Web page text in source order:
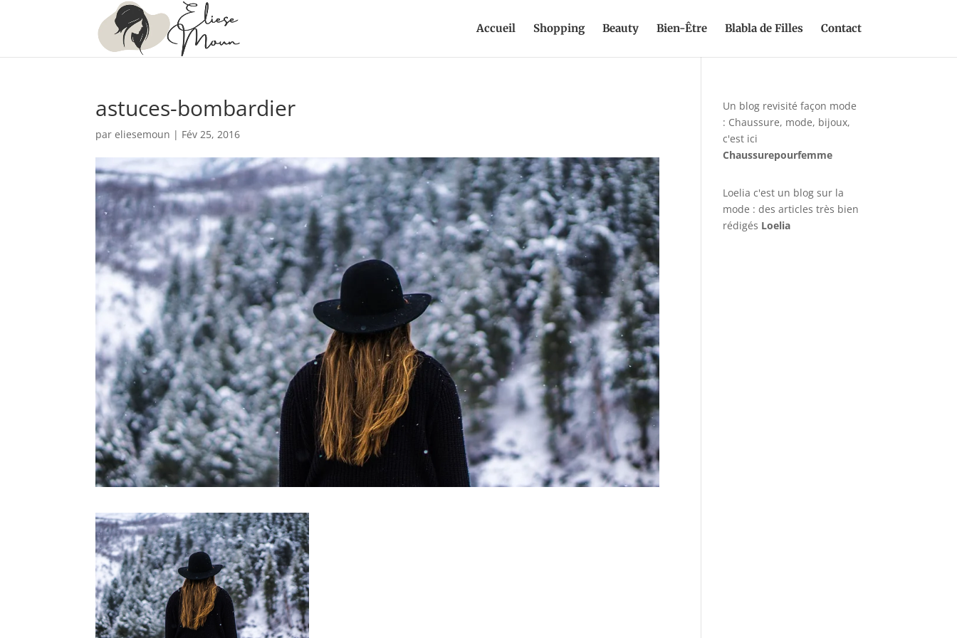
Accueil Shopping Beauty Bien-Être Blabla de Filles Contact
astuces-bombardier
pareliesemoun | Fév 25, 2016
Un blog revisité façon mode
: Chaussure, mode, bijoux,
c'est ici
Chaussurepourfemme
Loelia c'est un blog sur la
mode : des articles très bien
rédigés Loelia